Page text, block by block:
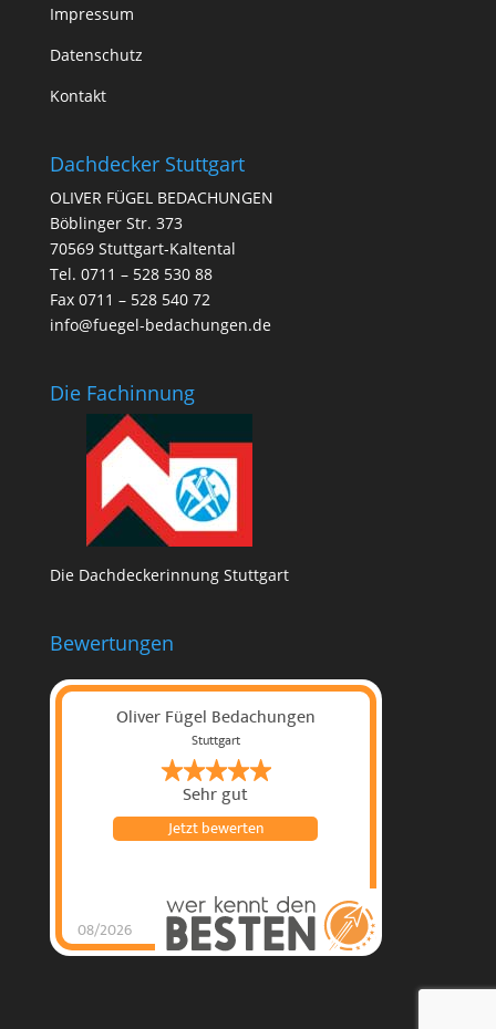
Impressum
Datenschutz
Kontakt
Dachdecker Stuttgart
OLIVER FÜGEL BEDACHUNGEN
Böblinger Str. 373
70569 Stuttgart-Kaltental
Tel. 0711 – 528 530 88
Fax 0711 – 528 540 72
info@fuegel-bedachungen.de
Die Fachinnung
Die Dachdeckerinnung Stuttgart
Bewertungen
Oliver Fügel Bedachungen
Stuttgart
Sehr gut
08/2026
Jetzt bewerten
Oliver Fügel
Bedachungenhat4.96